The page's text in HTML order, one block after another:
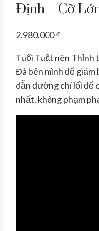
Định – Cỡ
2.980.000₫
Tuổi Tuất nên Thỉnh
Đà bên mình để
dẫn đường chỉ lối để
nhất, không phạm